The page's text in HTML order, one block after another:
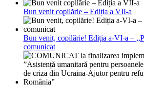
Bun venit copilărie – Ediția a VII-a
Bun venit, copilărie! Ediția a-VI-a –
comunicat